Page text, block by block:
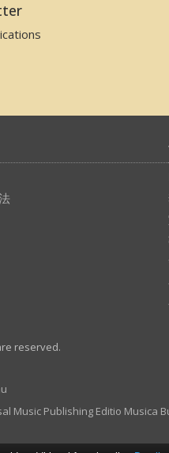
reserved.
Music Publishing Editio Musica